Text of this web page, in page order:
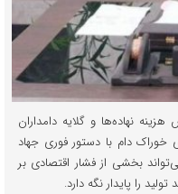
نهاده‌ها و گلایه دامداران
خوراک دام با دستور فوری جهاد
بخشی از فشار اقتصادی بر
را پایدار نگه دارد.